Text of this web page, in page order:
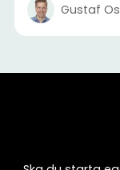
Gustaf